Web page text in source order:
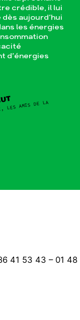
crédible, il lui
aujourd’hui
les énergies
d’énergies
LES AMIS DE LA
41 53 43 – 01 48